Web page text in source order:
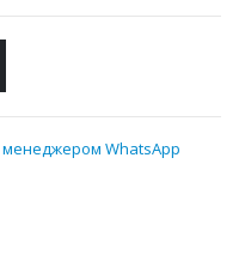
менеджером WhatsApp